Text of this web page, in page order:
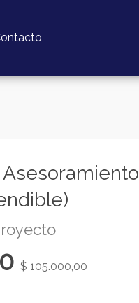
Asesoramiento
$ 105.000,00